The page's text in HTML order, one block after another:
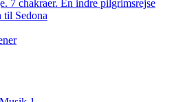
7 chakraer. En indre pilgrimsrejse
til Sedona